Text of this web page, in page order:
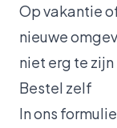
Op vakantie
nieuwe
niet erg te zijn
Bestel zelf
In ons